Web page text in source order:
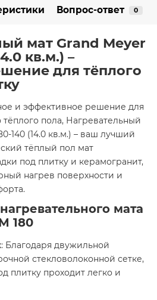
Вопрос-ответ 0
мат Grand Meyer
кв.м.) –
для тёплого
и эффективное решение для
пола, Нагревательный
140 (14.0 кв.м.) – ваш лучший
тёплый пол мат
под плитку и керамогранит,
нагрев поверхности и
мата
180
: Благодаря двужильной
стекловолоконной сетке,
плитку проходит легко и